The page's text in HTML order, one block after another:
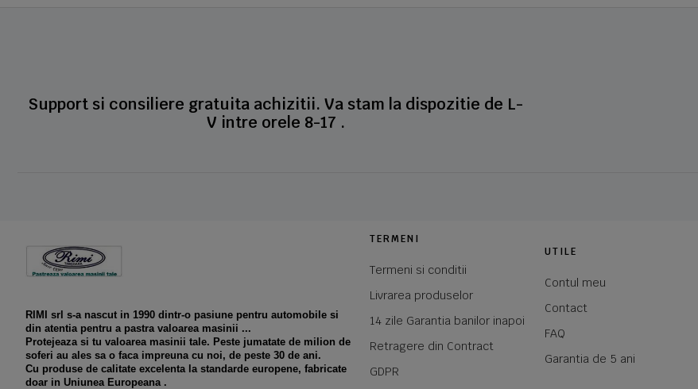
Support si consiliere gratuita achizitii. Va stam la dispozitie de L-
V intre orele 8-17 .
RIMI srl s-a nascut in 1990 dintr-o pasiune pentru automobile si
din atentia pentru a pastra valoarea masinii ...
Protejeaza si tu valoarea masinii tale. Peste jumatate de milion de
soferi au ales sa o faca impreuna cu noi, de peste 30 de ani.
Cu produse de calitate excelenta la standarde europene, fabricate
doar in Uniunea Europeana .
TERMENI
Termeni si conditii
Livrarea produselor
14 zile Garantia banilor inapoi
Retragere din Contract
GDPR
UTILE
Contul meu
Contact
FAQ
Garantia de 5 ani